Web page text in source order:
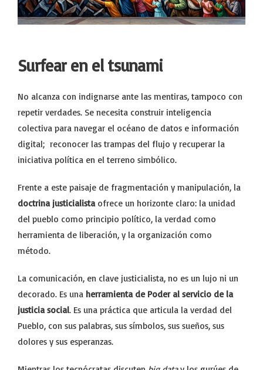
Surfear en el tsunami
No alcanza con indignarse ante las mentiras, tampoco con
repetir verdades. Se necesita construir inteligencia
colectiva para navegar el océano de datos e información
digital; reconocer las trampas del flujo y recuperar la
iniciativa política en el terreno simbólico.
Frente a este paisaje de fragmentación y manipulación, la
doctrina justicialistaofrece un horizonte claro: la unidad
del pueblo como principio político, la verdad como
herramienta de liberación, y la organización como
método.
La comunicación, en clave justicialista, no es un lujo ni un
decorado. Es una herramienta de Poder al servicio de la
justicia social. Es una práctica que articula la verdad del
Pueblo, con sus palabras, sus símbolos, sus sueños, sus
dolores y sus esperanzas.